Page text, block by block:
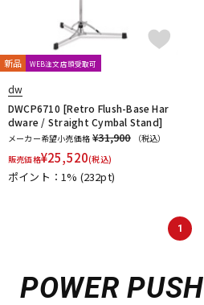
新品 WEB注文店頭受取可
dw
DWCP6710 [Retro Flush-Base Har
dware / Straight Cymbal Stand]
メーカー希望小売価格 ¥31,900
（税込）
販売価格¥25,520(税込)
ポイント：1% (232pt)
1
POWER PUSH